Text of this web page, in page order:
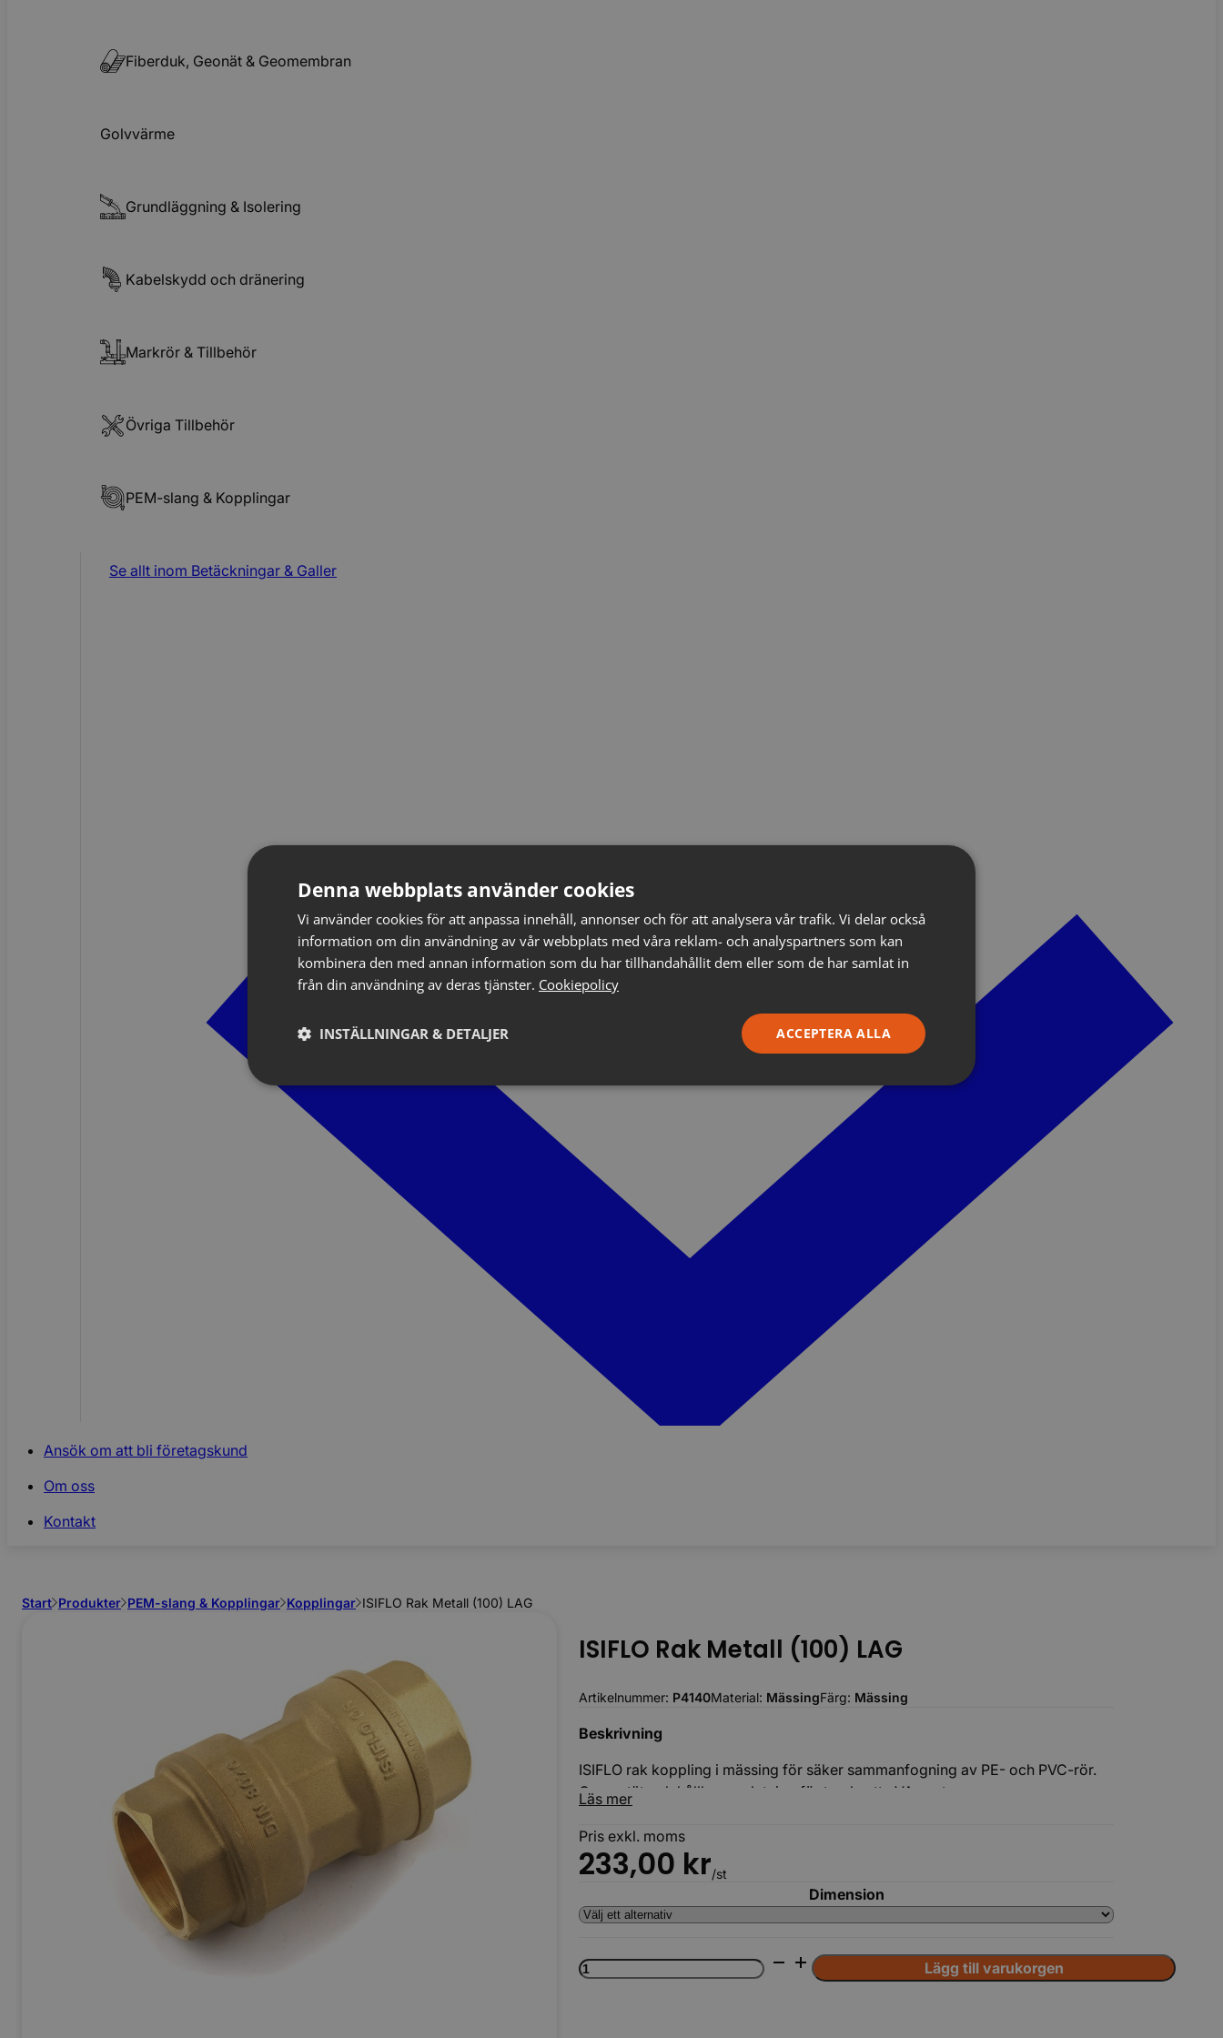
Fiberduk, Geonät & Geomembran
Golvvärme
Grundläggning & Isolering
Kabelskydd och dränering
Markrör & Tillbehör
Övriga Tillbehör
PEM-slang & Kopplingar
Se allt inom Betäckningar & Galler
Ej Körbara
Se allt inom
Betong & Stenprodukter
Ansök om att bli företagskund
Om oss
Kontakt
Start Produkter PEM-slang & Kopplingar Kopplingar ISIFLO Rak Metall (100) LAG
ISIFLO Rak Metall (100) LAG
Artikelnummer: P4140Material: MässingFärg: Mässing
Beskrivning
ISIFLO rak koppling i mässing för säker sammanfogning av PE- och PVC-rör.
Ger en tät och hållbar anslutning för trycksatta VA-system.
Läs mer
Pris exkl. moms
233,00 kr/st
Dimension
ISIFLO
Rak
Lägg till varukorgen
Denna webbplats använder cookies
Vi använder cookies för att anpassa innehåll, annonser och för att analysera vår trafik. Vi delar också
information om din användning av vår webbplats med våra reklam- och analyspartners som kan
kombinera den med annan information som du har tillhandahållit dem eller som de har samlat in
från din användning av deras tjänster. Cookiepolicy
ACCEPTERA ALLA
INSTÄLLNINGAR & DETALJER